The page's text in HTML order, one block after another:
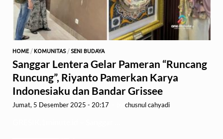
HOME / KOMUNITAS/ SENI BUDAYA
Sanggar Lentera Gelar Pameran “Runcang
Runcung”, Riyanto Pamerkan Karya
Indonesiaku dan Bandar Grissee
Jumat, 5 Desember 2025 - 20:17 chusnul cahyadi